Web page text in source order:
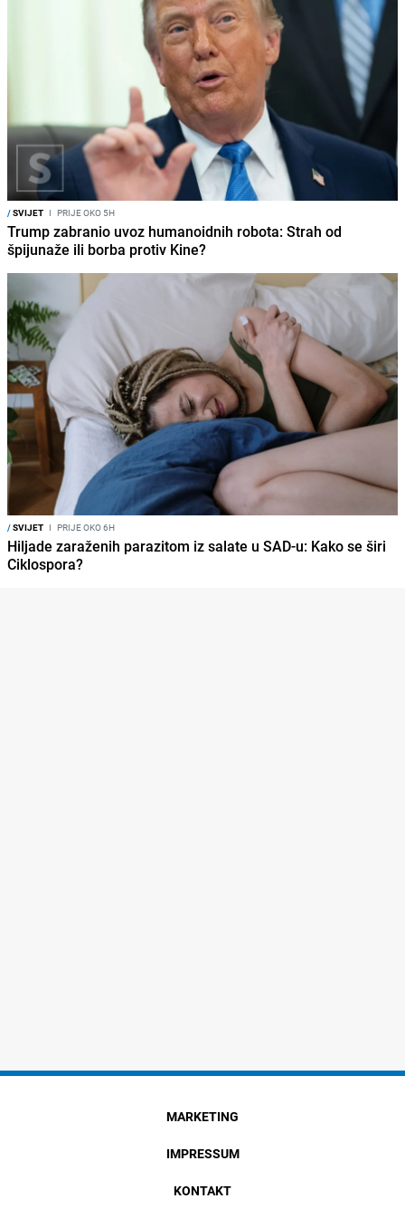
/SVIJET I PRIJE OKO 5H
Trump zabranio uvoz humanoidnih robota: Strah od
špijunaže ili borba protiv Kine?
/SVIJET I PRIJE OKO 6H
Hiljade zaraženih parazitom iz salate u SAD-u: Kako se širi
Ciklospora?
MARKETING
IMPRESSUM
KONTAKT